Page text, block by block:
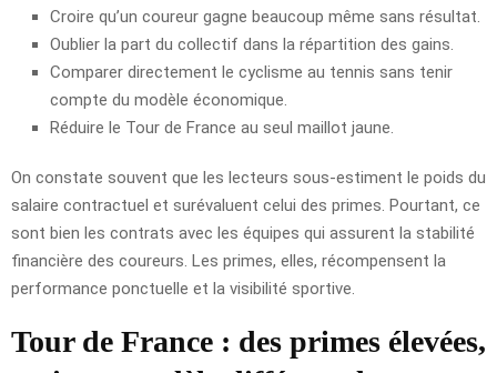
Croire qu’un coureur gagne beaucoup même sans résultat.
Oublier la part du collectif dans la répartition des gains.
Comparer directement le cyclisme au tennis sans tenir
compte du modèle économique.
Réduire le Tour de France au seul maillot jaune.
On constate souvent que les lecteurs sous-estiment le poids du
salaire contractuel et surévaluent celui des primes. Pourtant, ce
sont bien les contrats avec les équipes qui assurent la stabilité
financière des coureurs. Les primes, elles, récompensent la
performance ponctuelle et la visibilité sportive.
Tour de France : des primes élevées,